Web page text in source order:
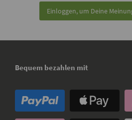
Einloggen, um Deine
Bequem bezahlen mit